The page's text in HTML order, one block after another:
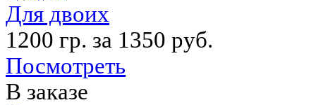
Для двоих
1200 гр. за 1350 руб.
Посмотреть
В заказе